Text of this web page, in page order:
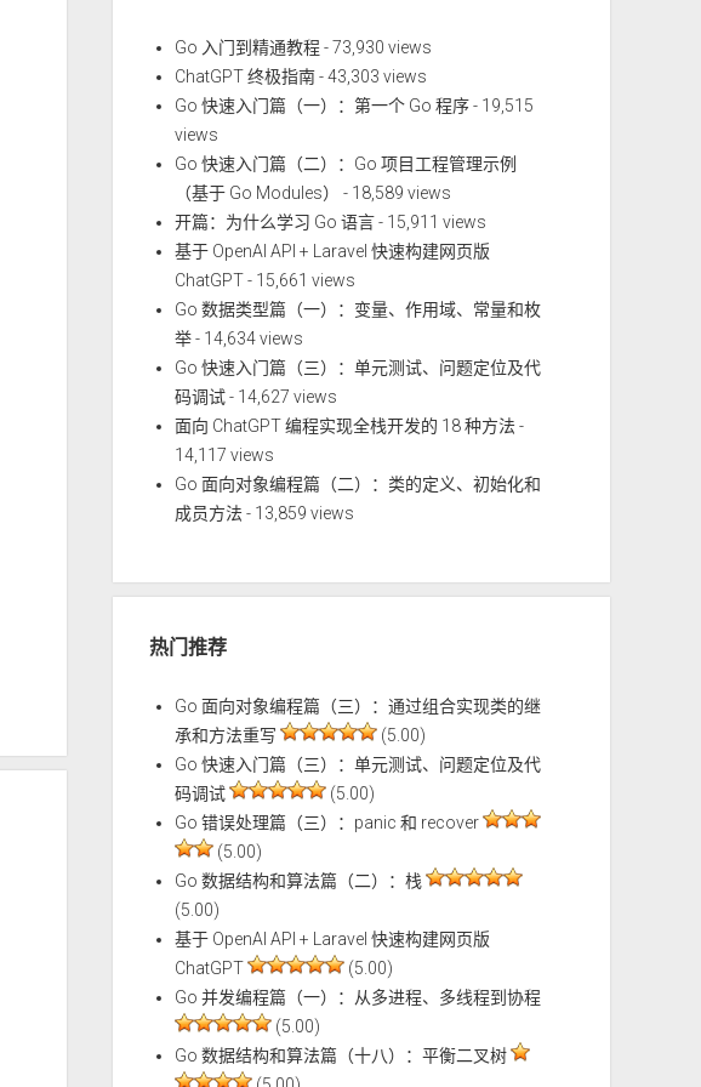
Go 入门到精通教程- 73,930 views
ChatGPT 终极指南- 43,303 views
Go 快速入门篇（一）：第一个 Go 程序- 19,515
views
Go 快速入门篇（二）：Go 项目工程管理示例
（基于 Go Modules）
- 18,589 views
开篇：为什么学习 Go 语言- 15,911 views
基于 OpenAI API + Laravel 快速构建网页版
ChatGPT- 15,661 views
Go 数据类型篇（一）：变量、作用域、常量和枚
举- 14,634 views
Go 快速入门篇（三）：单元测试、问题定位及代
码调试- 14,627 views
面向 ChatGPT 编程实现全栈开发的 18 种方法-
14,117 views
Go 面向对象编程篇（二）：类的定义、初始化和
成员方法- 13,859 views
热门推荐
Go 面向对象编程篇（三）：通过组合实现类的继
承和方法重写
(5.00)
Go 快速入门篇（三）：单元测试、问题定位及代
码调试
(5.00)
Go 错误处理篇（三）：panic 和 recover
(5.00)
Go 数据结构和算法篇（二）：栈
(5.00)
基于 OpenAI API + Laravel 快速构建网页版
ChatGPT
(5.00)
Go 并发编程篇（一）：从多进程、多线程到协程
(5.00)
Go 数据结构和算法篇（十八）：平衡二叉树